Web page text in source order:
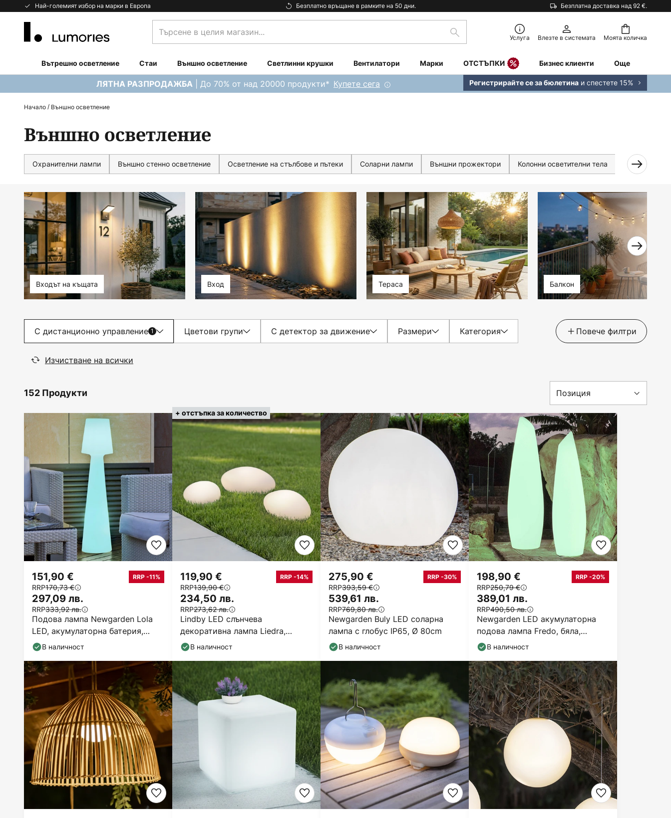
Най-големият избор на марки в Европа Безплатно връщане в рамките на 50 дни. Безплатна доставка над 92 €.
Прескачане
Моята количка
магазин...
Търсене Услуга Влезте в системата
Вътрешно осветление Стаи Външно осветление Светлинни крушки Вентилатори Марки ОТСТЪПКИ Бизнес клиенти Още
ЛЯТНА РАЗПРОДАЖБА | До 70% от над 20000 продукти* Купете сега Регистрирайте се за бюлетина и спестете 15%
Начало Външно осветление
Външно осветление
Охранителни лампи Външно стенно осветление Осветление на стълбове и пътеки Соларни лампи Външни прожектори Колонни осветителни тела Подово
Входът на къщата Вход Тераса Балкон
С дистанционно управление 1 Цветови групи С детектор за движение Размери Категория Повече филтри
Изчистване на всички
152 Продукти
Подова лампа Newgarden Lola
LED, акумулаторна батерия,
височина 110 cm
151,90 € RRP -11%
RRP170,73 €
297,09 лв.
RRP333,92 лв.
В наличност
+ отстъпка за количество
Lindby LED слънчева
декоративна лампа Liedra,
комплект от 3 броя, RGBW, с
119,90 € RRP -14%
RRP139,90 €
234,50 лв.
RRP273,62 лв.
В наличност
Newgarden Buly LED соларна
лампа с глобус IP65, Ø 80cm
275,90 € RRP -30%
RRP393,59 €
539,61 лв.
RRP769,80 лв.
В наличност
Newgarden LED акумулаторна
подова лампа Fredo, бяла,
пластмаса, 140 cm
198,90 € RRP -20%
RRP250,79 €
389,01 лв.
RRP490,50 лв.
В наличност